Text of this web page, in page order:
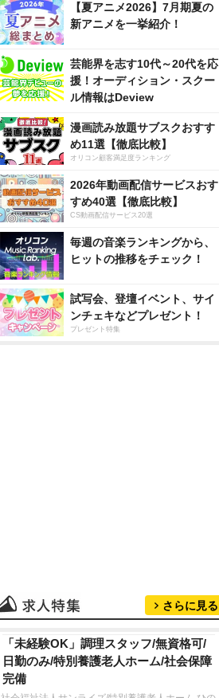
【夏アニメ2026】7月期夏の
新アニメを一挙紹介！
芸能界を志す10代～20代を応
援！オーディション・スクー
ル情報はDeview
漫画読み放題サブスクおすす
め11選【徹底比較】
オリコン顧客満足度ランキング
2026年動画配信サービスおす
すめ40選【徹底比較】
CS動画配信サービス20選
毎週の音楽ランキングから、
ヒットの推移をチェック！
試写会、登壇イベント、サイ
ンチェキなどプレゼント！
プレゼント特集
さらに見る
「未経験OK」調理スタッフ/無資格可/
日勤のみ/特別養護老人ホーム/社会保障
完備